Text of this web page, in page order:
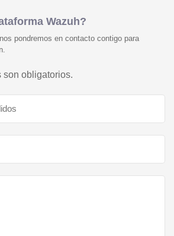
Wazuh?
pondremos en contacto contigo para
son obligatorios.